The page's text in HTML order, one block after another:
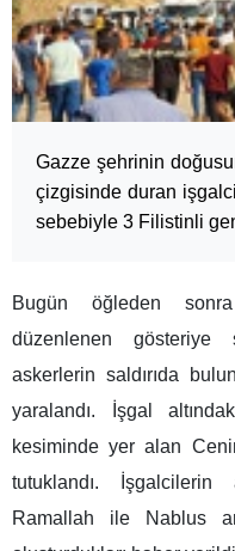
Gazze şehrinin
çizgisinde duran
sebebiyle 3 Filistinli
Bugün öğleden
düzenlenen gösteriye
askerlerin saldırıda
yaralandı. İşgal
kesiminde yer alan
tutuklandı.
Ramallah ile Nablus